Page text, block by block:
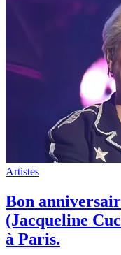
Artistes
Bon
(Jacqueline
à Paris.